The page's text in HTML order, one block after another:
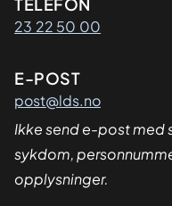
23 22 50 00
E-POST
post@lds.no
Ikke send e-post med
sykdom,
opplysninger.